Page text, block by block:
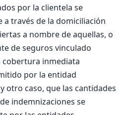
por la clientela se
través de la domiciliación
a nombre de aquellas, o
de seguros vinculado
inmediata
por la entidad
otro caso, que las cantidades
indemnizaciones se